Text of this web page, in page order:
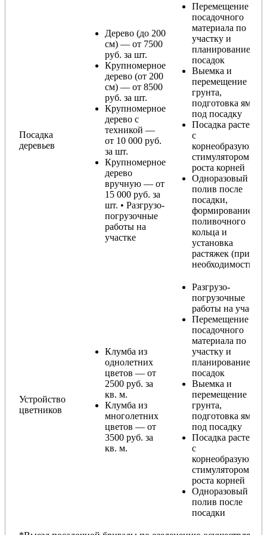
Посадка
деревьев
Дерево (до 200
см) — от 7500
руб. за шт.
Крупномерное
дерево (от 200
см) — от 8500
руб. за шт.
Крупномерное
дерево с
техникой —
от 10 000 руб.
за шт.
Крупномерное
дерево
вручную — от
15 000 руб. за
шт. • Разгрузо-
погрузочные
работы на
участке
Перемещение
посадочного
материала по
участку и
планирование
посадок
Выемка и
перемещение
грунта,
подготовка ямы
под посадку
Посадка растения
с
корнеобразующим
стимулятором
роста корней
Одноразовый
полив после
посадки,
формирование
поливочного
кольца и
установка
растяжек (при
необходимости)
Устройство
цветников
Клумба из
однолетних
цветов — от
2500 руб. за
кв. м.
Клумба из
многолетних
цветов — от
3500 руб. за
кв. м.
Разгрузо-
погрузочные
работы на участке
Перемещение
посадочного
материала по
участку и
планирование
посадок
Выемка и
перемещение
грунта,
подготовка ямы
под посадку
Посадка растений
с
корнеобразующим
стимулятором
роста корней
Одноразовый
полив после
посадки